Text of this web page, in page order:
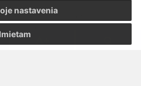
nastavenia
o prístupnosti